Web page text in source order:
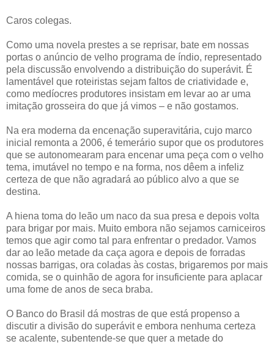
Caros colegas.
Como uma novela prestes a se reprisar, bate em nossas
portas o anúncio de velho programa de índio, representado
pela discussão envolvendo a distribuição do superávit. É
lamentável que roteiristas sejam faltos de criatividade e,
como medíocres produtores insistam em levar ao ar uma
imitação grosseira do que já vimos – e não gostamos.
Na era moderna da encenação superavitária, cujo marco
inicial remonta a 2006, é temerário supor que os produtores
que se autonomearam para encenar uma peça com o velho
tema, imutável no tempo e na forma, nos dêem a infeliz
certeza de que não agradará ao público alvo a que se
destina.
A hiena toma do leão um naco da sua presa e depois volta
para brigar por mais. Muito embora não sejamos carniceiros
temos que agir como tal para enfrentar o predador. Vamos
dar ao leão metade da caça agora e depois de forradas
nossas barrigas, ora coladas às costas, brigaremos por mais
comida, se o quinhão de agora for insuficiente para aplacar
uma fome de anos de seca braba.
O Banco do Brasil dá mostras de que está propenso a
discutir a divisão do superávit e embora nenhuma certeza
se acalente, subentende-se que quer a metade do